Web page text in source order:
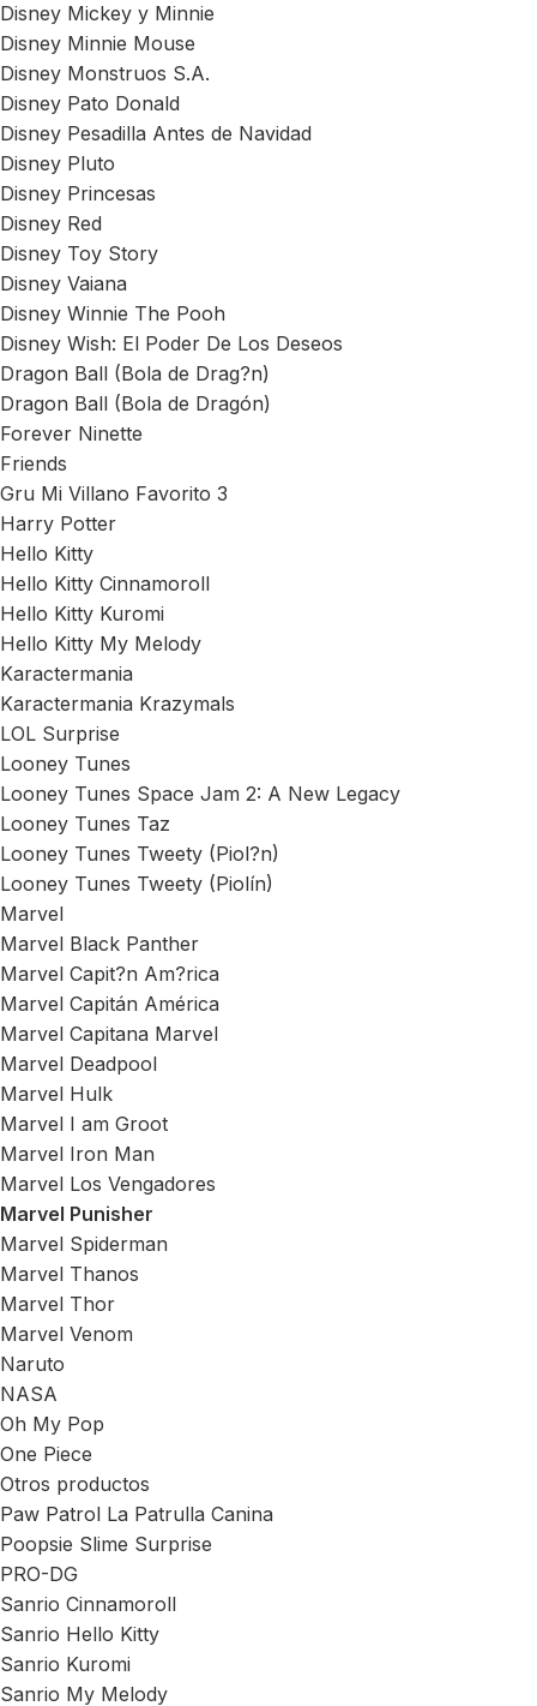
Disney Mickey y Minnie
Disney Minnie Mouse
Disney Monstruos S.A.
Disney Pato Donald
Disney Pesadilla Antes de Navidad
Disney Pluto
Disney Princesas
Disney Red
Disney Toy Story
Disney Vaiana
Disney Winnie The Pooh
Disney Wish: El Poder De Los Deseos
Dragon Ball (Bola de Drag?n)
Dragon Ball (Bola de Dragón)
Forever Ninette
Friends
Gru Mi Villano Favorito 3
Harry Potter
Hello Kitty
Hello Kitty Cinnamoroll
Hello Kitty Kuromi
Hello Kitty My Melody
Karactermania
Karactermania Krazymals
LOL Surprise
Looney Tunes
Looney Tunes Space Jam 2: A New Legacy
Looney Tunes Taz
Looney Tunes Tweety (Piol?n)
Looney Tunes Tweety (Piolín)
Marvel
Marvel Black Panther
Marvel Capit?n Am?rica
Marvel Capitán América
Marvel Capitana Marvel
Marvel Deadpool
Marvel Hulk
Marvel I am Groot
Marvel Iron Man
Marvel Los Vengadores
Marvel Punisher
Marvel Spiderman
Marvel Thanos
Marvel Thor
Marvel Venom
Naruto
NASA
Oh My Pop
One Piece
Otros productos
Paw Patrol La Patrulla Canina
Poopsie Slime Surprise
PRO-DG
Sanrio Cinnamoroll
Sanrio Hello Kitty
Sanrio Kuromi
Sanrio My Melody